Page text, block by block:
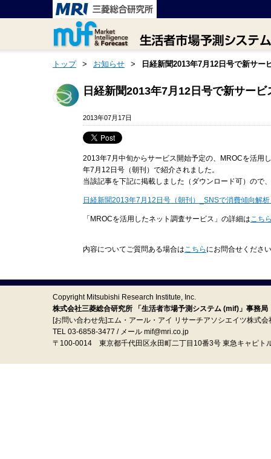
トップ > お知らせ > 日経新聞2013年7月12日号で新サー
日経新聞2013年7月12日号で新サー
2013年07月17日
2013年7月中旬からサービス開始予定の、MROCを活用
年7月12日号（朝刊）で紹介されました。
当該記事を下記に掲載しました（ダウンロード可）ので
日経新聞2013年7月12日号（朝刊）_SNSで消費傾向
「MROCを活用したネット調査サービス」の詳細はこち
内容についてご質問ある場合はこちら にお問合せくださ
Copyright Mitsubishi Research Institute, Inc.
株式会社三菱総合研究所 「生活者市場予測システム (mif)」事務局
[お問い合わせ先]エム・アール・アイ リサーチアソシエイツ株式会
TEL 03-6858-3477 / メール mif@mri.co.jp
〒100‐0014 東京都千代田区永田町二丁目10番3号 東急キャピト